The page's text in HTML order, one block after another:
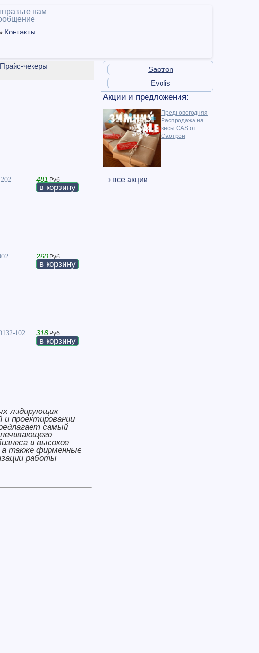
нам
Контакты
Saotron
Evolis
Акции и предложения:
Предновогодняя
Распродажа на
весы CAS от
Саотрон
› все акции
Прайс-чекеры
481 Руб
в корзину
260 Руб
в корзину
102 318 Руб
в корзину
лидирующих
и проектировании
самый
и высокое
а также фирменные
работы